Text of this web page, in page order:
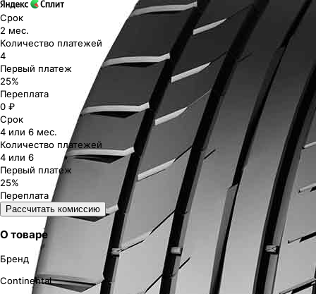
Срок
2 мес.
Количество платежей
4
Первый платеж
25%
Переплата
0 ₽
Срок
4 или 6 мес.
Количество платежей
4 или 6
Первый платеж
25%
Переплата
Рассчитать комиссию
О товаре
Бренд
Continental